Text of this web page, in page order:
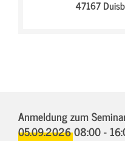
47167
Anmeldung zum
05.09.2026 08:00 -